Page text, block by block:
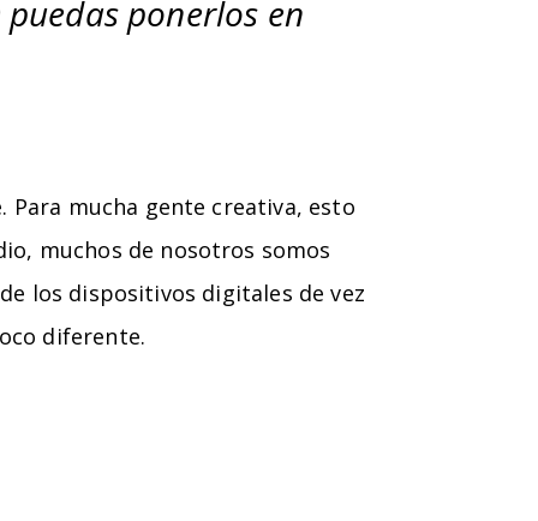
ponerlos en
mucha gente creativa, esto
muchos de nosotros somos
los dispositivos digitales de vez
diferente.